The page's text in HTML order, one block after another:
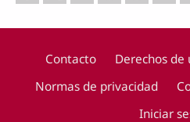
Contacto Derechos de
Normas de privacidad
Iniciar